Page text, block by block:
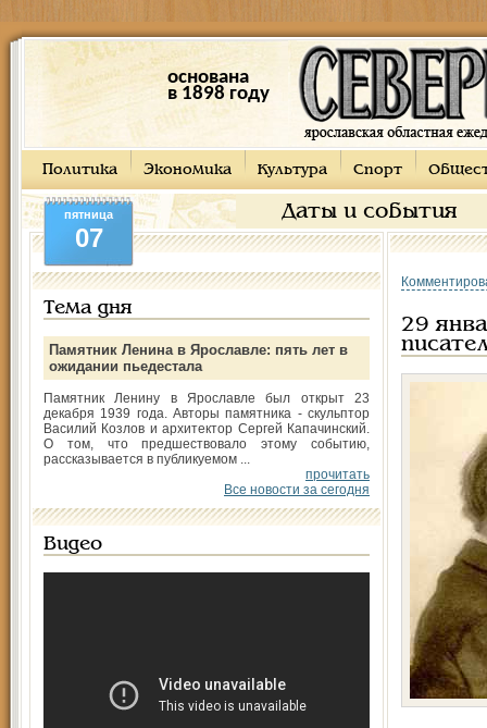
основана
в 1898 году
Политика Экономика Культура Спорт
Даты и события
пятница
07
Тема дня
Памятник Ленина в Ярославле: пять лет в
ожидании пьедестала
Памятник Ленину в Ярославле был открыт 23
декабря 1939 года. Авторы памятника - скульптор
Василий Козлов и архитектор Сергей Капачинский.
О том, что предшествовало этому событию,
рассказывается в публикуемом ...
прочитать
Все новости за сегодня
Видео
29